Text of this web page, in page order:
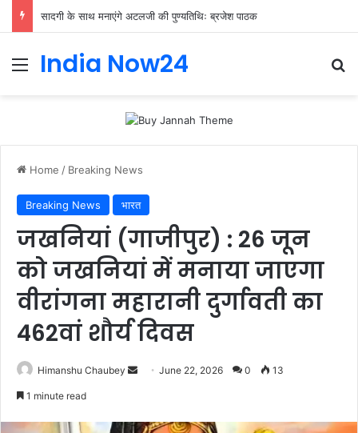
सादगी के साथ मनाएंगे अटलजी की पुण्यतिथिः ब्रजेश पाठक
India Now24
Home / Breaking News
Breaking News भारत
जखनियां (गाजीपुर) : 26 जून
को जखनियां में मनाया जाएगा
वीरांगना महारानी दुर्गावती का
462वां शौर्य दिवस
Himanshu Chaubey June 22, 2026 0 13
1 minute read